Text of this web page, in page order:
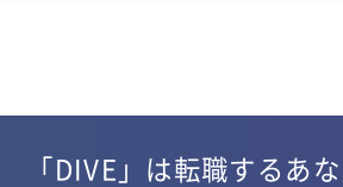
「DIVE」は転職するあ